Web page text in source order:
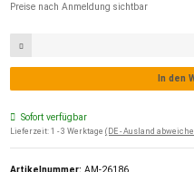
Preise nach Anmeldung sichtbar
In den
Sofort verfügbar
Lieferzeit: 1 - 3 Werktage (DE - Ausland